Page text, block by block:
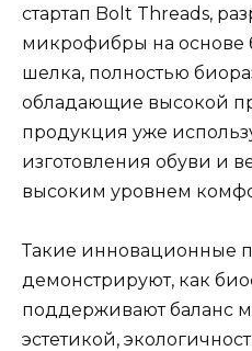
стартап Bolt Threads,
микрофибры на основе
шелка, полностью
обладающие высокой
продукция уже
изготовления обуви и
высоким уровнем
Такие инновационные
демонстрируют, как
поддерживают баланс
эстетикой,